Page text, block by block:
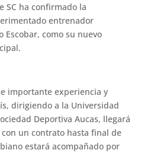
SC ha confirmado la
entrenador
Escobar, como su nuevo
importante experiencia y
dirigiendo a la Universidad
Deportiva Aucas, llegará
con un contrato hasta final de
estará acompañado por